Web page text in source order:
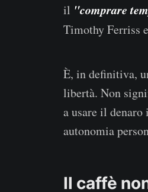
il "comprare
Timothy Ferriss e
È, in definitiva,
libertà. Non
a usare il
autonomia
Il caffè